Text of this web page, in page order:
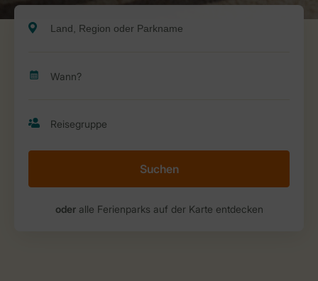
Suchen
oderalle Ferienparks auf der Karte entdecken